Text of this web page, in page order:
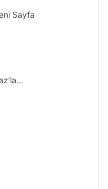
Sayfa